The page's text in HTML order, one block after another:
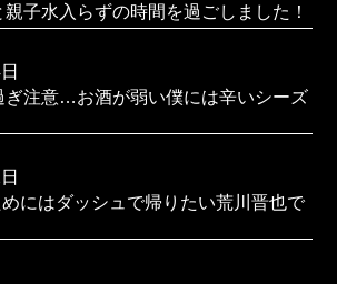
子水入らずの時間を過ごしました！
ぎ注意…お酒が弱い僕には辛いシーズ
にはダッシュで帰りたい荒川晋也で